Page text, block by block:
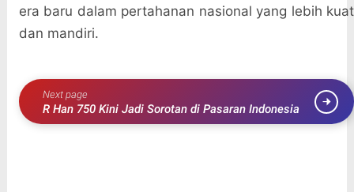
era baru dalam pertahanan nasional yang lebih kuat
dan mandiri.
Next page
R Han 750 Kini Jadi Sorotan di Pasaran Indonesia